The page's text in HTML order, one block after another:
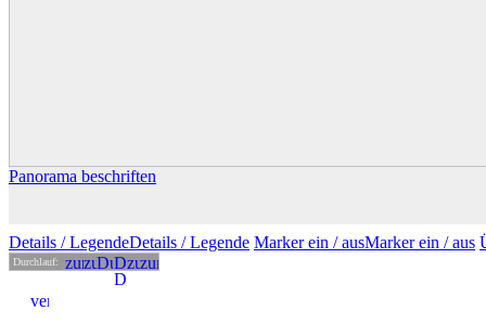
Panorama beschriften
Details / LegendeDetails /Legende Marker ein /ausMarkerein / aus
Durchlauf: